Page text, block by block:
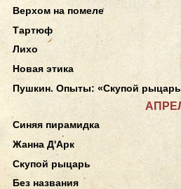
Верхом на помеле
Тартюф
Лихо
Новая этика
Пушкин. Опыты: «Скупой
Синяя пирамидка
Жанна Д'Арк
Скупой рыцарь
Без названия